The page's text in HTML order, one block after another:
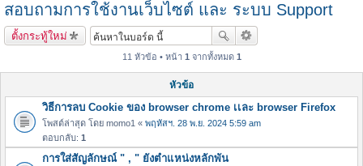
i
g
สอบถามการใช้งานเว็บไซต์ และ ระบบ Support
ตั้งกระทู้ใหม่
11 หัวข้อ • หน้า 1 จากทั้งหมด 1
หัวข้อ
วิธีการลบ Cookie ของ browser chrome เเละ browser Firefox
โพสต์ล่าสุด โดย momo1 « พฤหัสฯ. 28 พ.ย. 2024 5:59 am
ตอบกลับ: 1
การใส่สัญลักษณ์ " , " ยังตำแหน่งหลักพัน